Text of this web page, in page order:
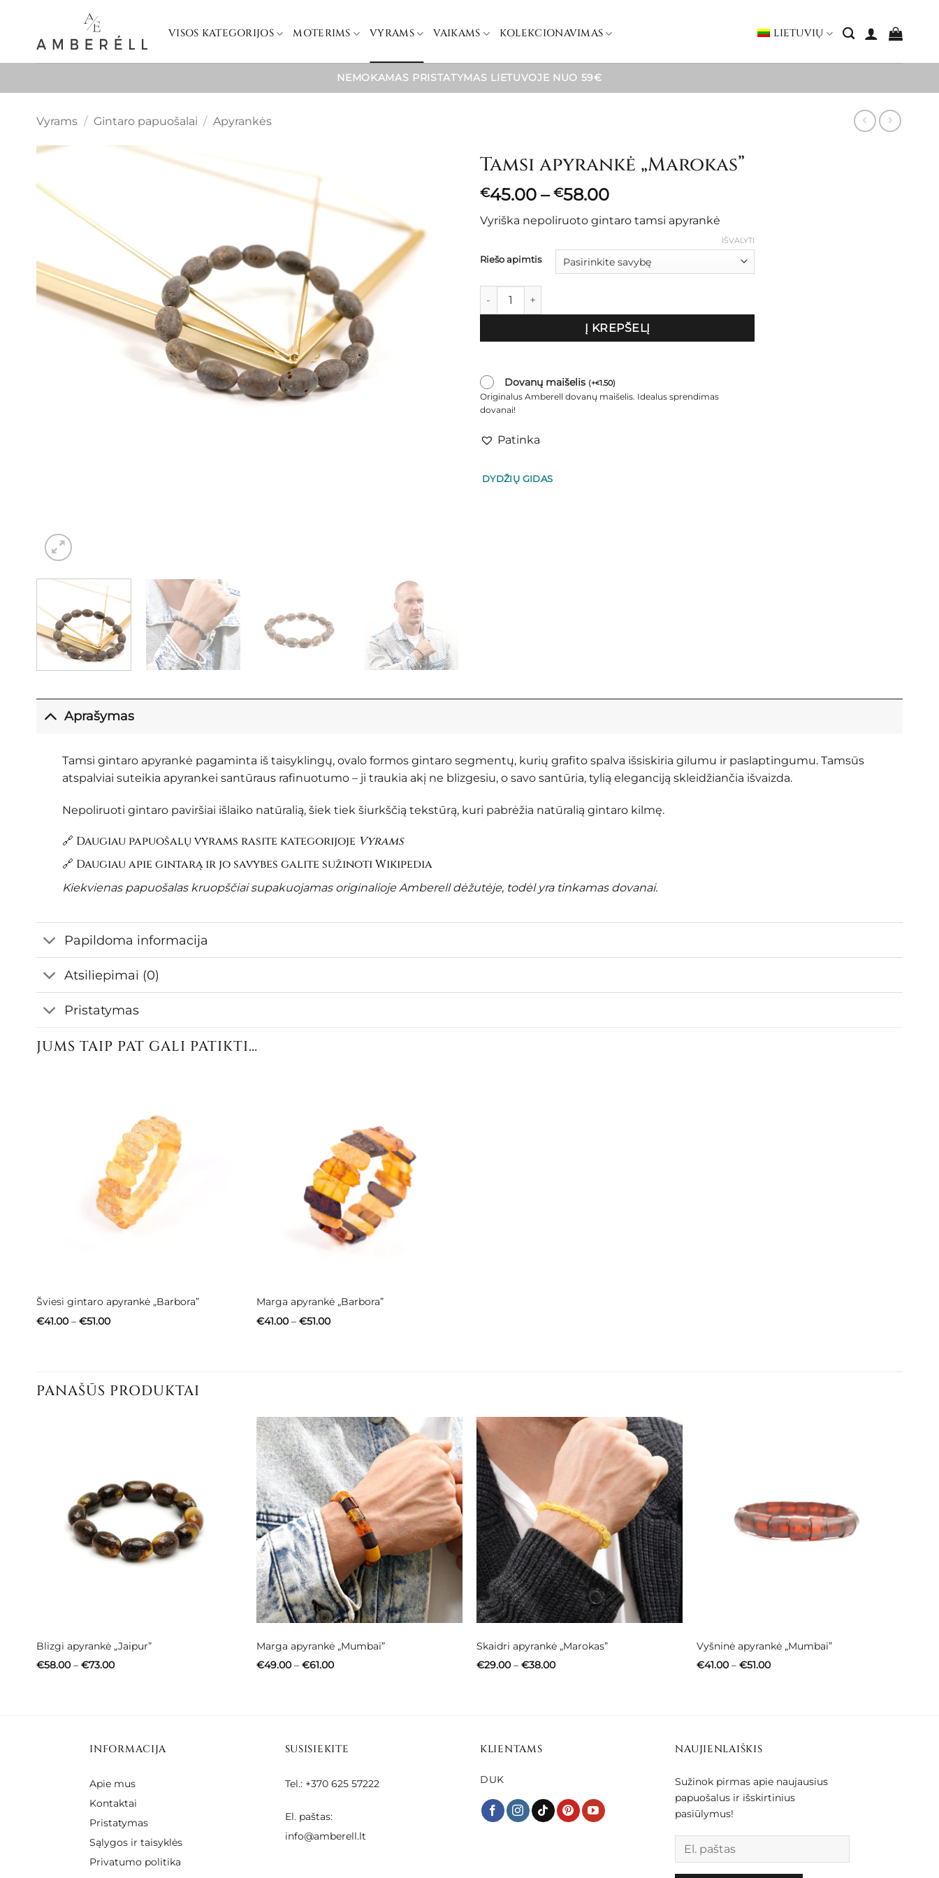
content
VISOS KATEGORIJOS MOTERIMS VYRAMS VAIKAMS KOLEKCIONAVIMAS LIETUVIŲ
NEMOKAMAS PRISTATYMAS LIETUVOJE NUO 59€
Vyrams / Gintaro papuošalai / Apyrankės
Tamsi apyrankė „Marokas”
€45.00 – €58.00Price
€45.00
€58.00
Vyriška nepoliruoto gintaro tamsi apyrankė
Riešo apimtis
IŠVALYTI
produkto kiekis: Tamsi apyrankė "Marokas"
Į KREPŠELĮ
Dovanų maišelis (+€1.50)
Originalus Amberell dovanų maišelis. Idealus sprendimas
dovanai!
Patinka
DYDŽIŲ GIDAS
Aprašymas
Tamsi gintaro apyrankė pagaminta iš taisyklingų, ovalo formos gintaro segmentų, kurių grafito spalva išsiskiria gilumu ir paslaptingumu. Tamsūs
atspalviai suteikia apyrankei santūraus rafinuotumo – ji traukia akį ne blizgesiu, o savo santūria, tylią eleganciją skleidžiančia išvaizda.
Nepoliruoti gintaro paviršiai išlaiko natūralią, šiek tiek šiurkščią tekstūrą, kuri pabrėžia natūralią gintaro kilmę.
🔗 Daugiau papuošalų vyrams rasite kategorijoje Vyrams
🔗 Daugiau apie gintarą ir jo savybes galite sužinotiWikipedia
Kiekvienas papuošalas kruopščiai supakuojamas originalioje Amberell dėžutėje, todėl yra tinkamas dovanai.
Papildoma informacija
Atsiliepimai (0)
Pristatymas
JUMS TAIP PAT GALI PATIKTI…
Šviesi gintaro apyrankė „Barbora”
€41.00 – €51.00Price
Marga apyrankė „Barbora”
€41.00 – €51.00Price
PANAŠŪS PRODUKTAI
Blizgi apyrankė „Jaipur”
€58.00 – €73.00Price
Marga apyrankė „Mumbai”
€49.00 – €61.00Price
Skaidri apyrankė „Marokas”
€29.00 – €38.00Price
Vyšninė apyrankė „Mumbai”
€41.00 – €51.00Price
INFORMACIJA
Apie mus
Kontaktai
Pristatymas
Sąlygos ir taisyklės
Privatumo politika
SUSISIEKITE
Tel.: +370 625 57222
El. paštas:
info@amberell.lt
KLIENTAMS
DUK
NAUJIENLAIŠKIS
Sužinok pirmas apie naujausius
papuošalus ir išskirtinius
pasiūlymus!